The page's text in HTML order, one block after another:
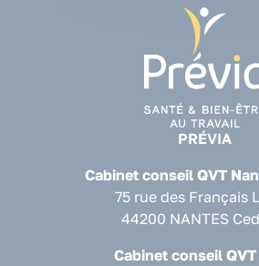
PRÉVIA
Cabinet conseil QVT
75 rue des Français
44200 NANTES
Cabinet conseil